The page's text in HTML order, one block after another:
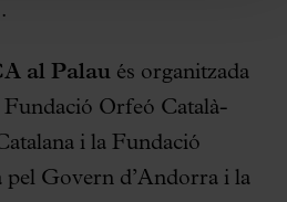
al Palau és organitzada
Orfeó Català-
i la Fundació
Govern d’Andorra i la